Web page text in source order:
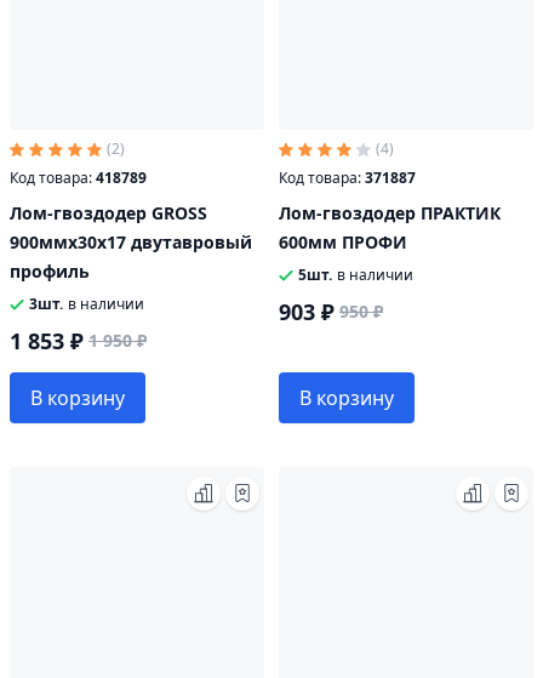
(2)
Код товара:418789
Лом-гвоздодер GROSS
900ммх30х17 двутавровый
профиль
3шт. в наличии
1 853 ₽ 1 950 ₽
В корзину
(4)
Код товара:371887
Лом-гвоздодер ПРАКТИК
600мм ПРОФИ
5шт. в наличии
903 ₽ 950 ₽
В корзину